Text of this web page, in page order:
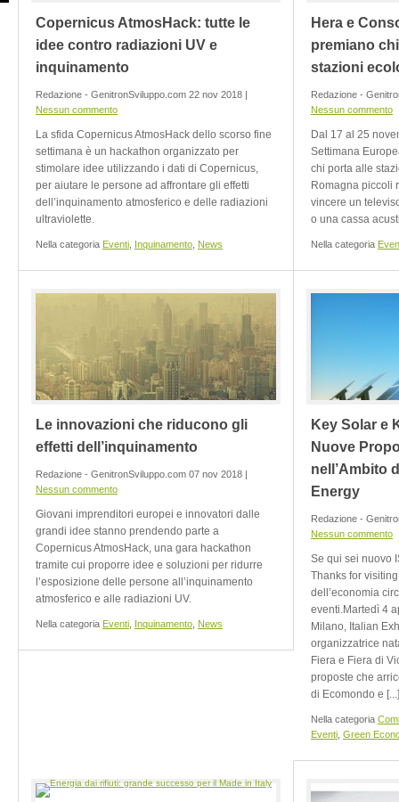
Copernicus AtmosHack: tutte le
idee contro radiazioni UV e
inquinamento
Redazione - GenitronSviluppo.com 22 nov 2018 |
Nessun commento
La sfida Copernicus AtmosHack dello scorso fine
settimana è un hackathon organizzato per
stimolare idee utilizzando i dati di Copernicus,
per aiutare le persone ad affrontare gli effetti
dell’inquinamento atmosferico e delle radiazioni
ultraviolette.
Nella categoria Eventi Inquinamento News
Hera e
premiano
stazioni
Redazione -
Nessun commento
Dal 17 al 25
Settimana
chi porta alle
Romagna piccoli
vincere un
o una cassa
Nella categoria
Le innovazioni che riducono gli
effetti dell’inquinamento
Redazione - GenitronSviluppo.com 07 nov 2018 |
Nessun commento
Giovani imprenditori europei e innovatori dalle
grandi idee stanno prendendo parte a
Copernicus AtmosHack, una gara hackathon
tramite cui proporre idee e soluzioni per ridurre
l’esposizione delle persone all’inquinamento
atmosferico e alle radiazioni UV.
Nella categoria Eventi Inquinamento News
Key Solar e
Nuove
nell’Ambito
Energy
Redazione -
Nessun commento
Se qui sei nuovo
Thanks for
dell’economia
eventi.Martedì 4
Milano, Italian
organizzatrice
Fiera e Fiera di
proposte che
di Ecomondo e [...]
Nella categoria
Eventi Green